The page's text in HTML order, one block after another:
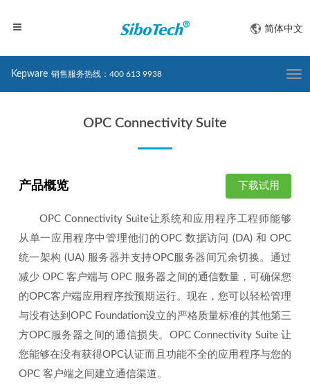
简体中文
Kepware 销售服务热线：400 613 9938
OPC Connectivity Suite
产品概览 下载试用
OPC Connectivity Suite让系统和应用程序工程师能够
从单一应用程序中管理他们的OPC 数据访问 (DA) 和 OPC
统一架构 (UA) 服务器并支持OPC服务器间冗余切换。通过
减少 OPC 客户端与 OPC 服务器之间的通信数量，可确保您
的OPC客户端应用程序按预期运行。现在，您可以轻松管理
与没有达到OPC Foundation设立的严格质量标准的其他第三
方OPC服务器之间的通信损失。OPC Connectivity Suite 让
您能够在没有获得OPC认证而且功能不全的应用程序与您的
OPC 客户端之间建立通信渠道。